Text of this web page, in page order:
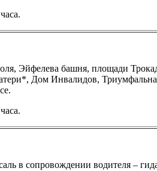
Эйфелева башня, площади
Дом Инвалидов,
в сопровождении водителя –